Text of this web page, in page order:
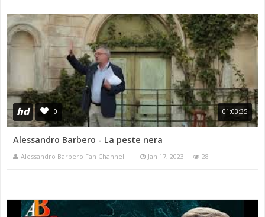
hd 0 01:03:35
Alessandro Barbero - La peste nera
Alessandro Barbero Fan Channel Jan 17, 2023 28